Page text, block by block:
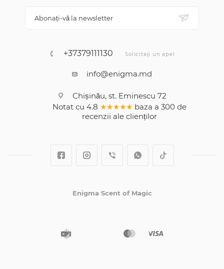
Abonați-vă la newsletter
+37379111130 Solicitați un apel
info@enigma.md
Chișinău, st. Eminescu 72
Notat cu 4.8 ★★★★★ baza a 300 de
recenzii ale clienților
Enigma Scent of Magic